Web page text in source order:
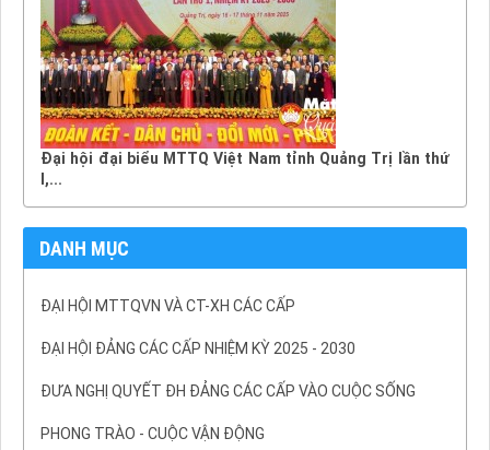
Đại hội đại biểu MTTQ Việt Nam tỉnh Quảng Trị lần thứ
I,...
DANH MỤC
ĐẠI HỘI MTTQVN VÀ CT-XH CÁC CẤP
ĐẠI HỘI ĐẢNG CÁC CẤP NHIỆM KỲ 2025 - 2030
ĐƯA NGHỊ QUYẾT ĐH ĐẢNG CÁC CẤP VÀO CUỘC SỐNG
PHONG TRÀO - CUỘC VẬN ĐỘNG